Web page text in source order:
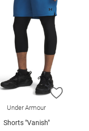
HINZUFÜGEN
ZUR
Under Armour
Shorts "Vanish"